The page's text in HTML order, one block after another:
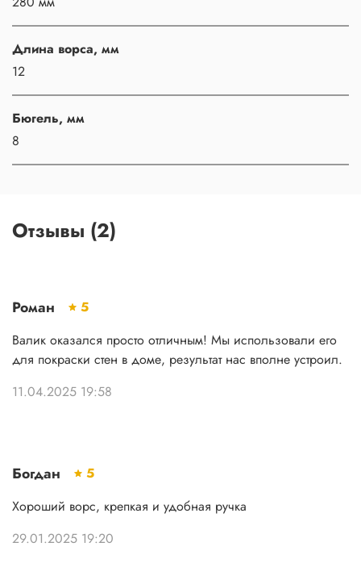
Длина ворса, мм
12
Бюгель, мм
8
Отзывы (2)
Роман
5
Валик оказался просто отличным! Мы использовали его
для покраски стен в доме, результат нас вполне устроил.
11.04.2025 19:58
Богдан
5
Хороший ворс, крепкая и удобная ручка
29.01.2025 19:20